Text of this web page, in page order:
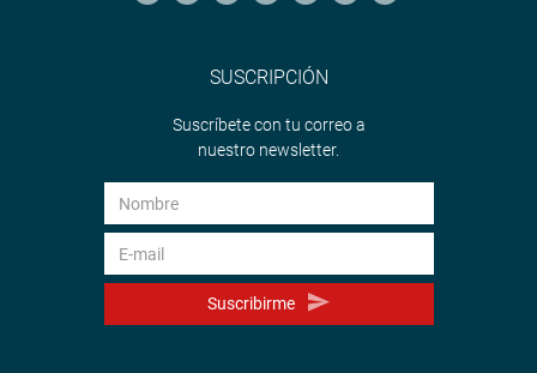
SUSCRIPCIÓN
Suscríbete con tu correo a
nuestro newsletter.
Suscribirme